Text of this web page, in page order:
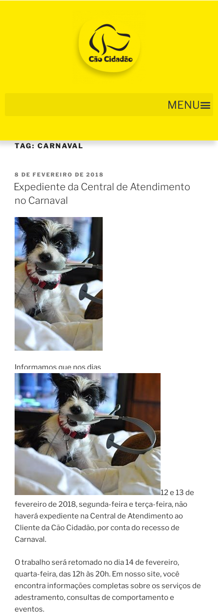
TAG:CARNAVAL
8 DE FEVEREIRO DE 2018
Expediente da Central de Atendimento
no Carnaval
Informamos que nos dias
12 e 13 de
fevereiro de 2018, segunda-feira e terça-feira, não
haverá expediente na Central de Atendimento ao
Cliente da Cão Cidadão, por conta do recesso de
Carnaval.
O trabalho será retomado no dia 14 de fevereiro,
quarta-feira, das 12h às 20h. Em nosso site, você
encontra informações completas sobre os serviços de
adestramento, consultas de comportamento e
eventos.